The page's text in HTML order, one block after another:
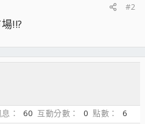
#2
!!?
息 60 互動分數 0 點數
6